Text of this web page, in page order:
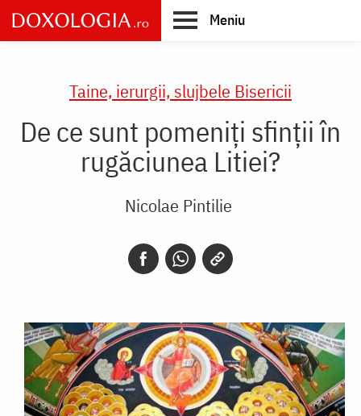
Skip
to
main
Meniu
Taine, ierurgii, slujbele Bisericii
De ce sunt pomeniți sfinții în
rugăciunea Litiei?
Nicolae Pintilie